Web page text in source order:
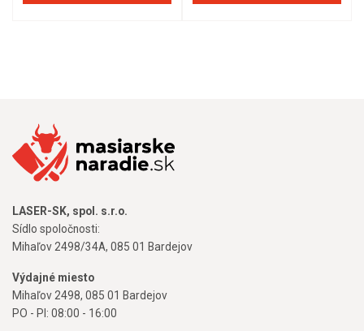
LASER-SK, spol. s.r.o.
Sídlo spoločnosti:
Mihaľov 2498/34A, 085 01 Bardejov
Výdajné miesto
Mihaľov 2498, 085 01 Bardejov
PO - PI: 08:00 - 16:00